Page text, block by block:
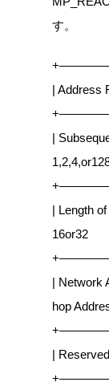
す。
| Address
|
| Length
16or32
| Network
hop
|